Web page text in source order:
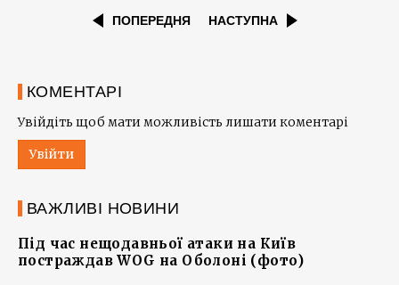
ПОПЕРЕДНЯ НАСТУПНА
КОМЕНТАРІ
Увійдіть щоб мати можливість лишати коментарі
Увійти
ВАЖЛИВІ НОВИНИ
Під час нещодавньої атаки на Київ
постраждав WOG на Оболоні (фото)